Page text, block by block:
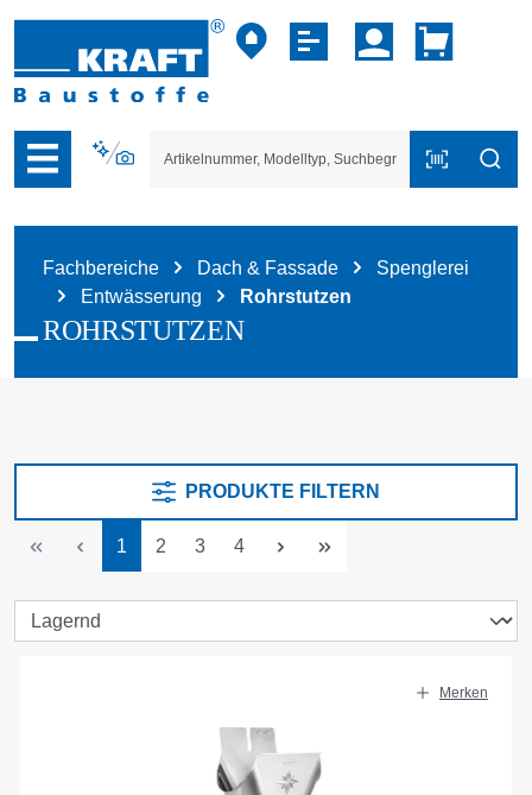
der B2B-Plattform springen
Fachbereiche Dach & Fassade
Spenglerei
Entwässerung
Rohrstutzen
ROHRSTUTZEN
PRODUKTE FILTERN
Seite
1 Seite
2 Seite
3 Seite
4
Merken